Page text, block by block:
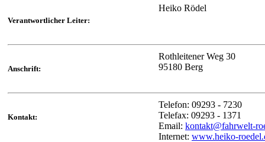
Verantwortlicher Leiter:
Heiko Rödel
Anschrift:
Rothleitener Weg 30
95180 Berg
Kontakt:
Telefon: 09293 - 7230
Telefax: 09293 - 1371
Email: kontakt@fahrwelt-
Internet: www.heiko-